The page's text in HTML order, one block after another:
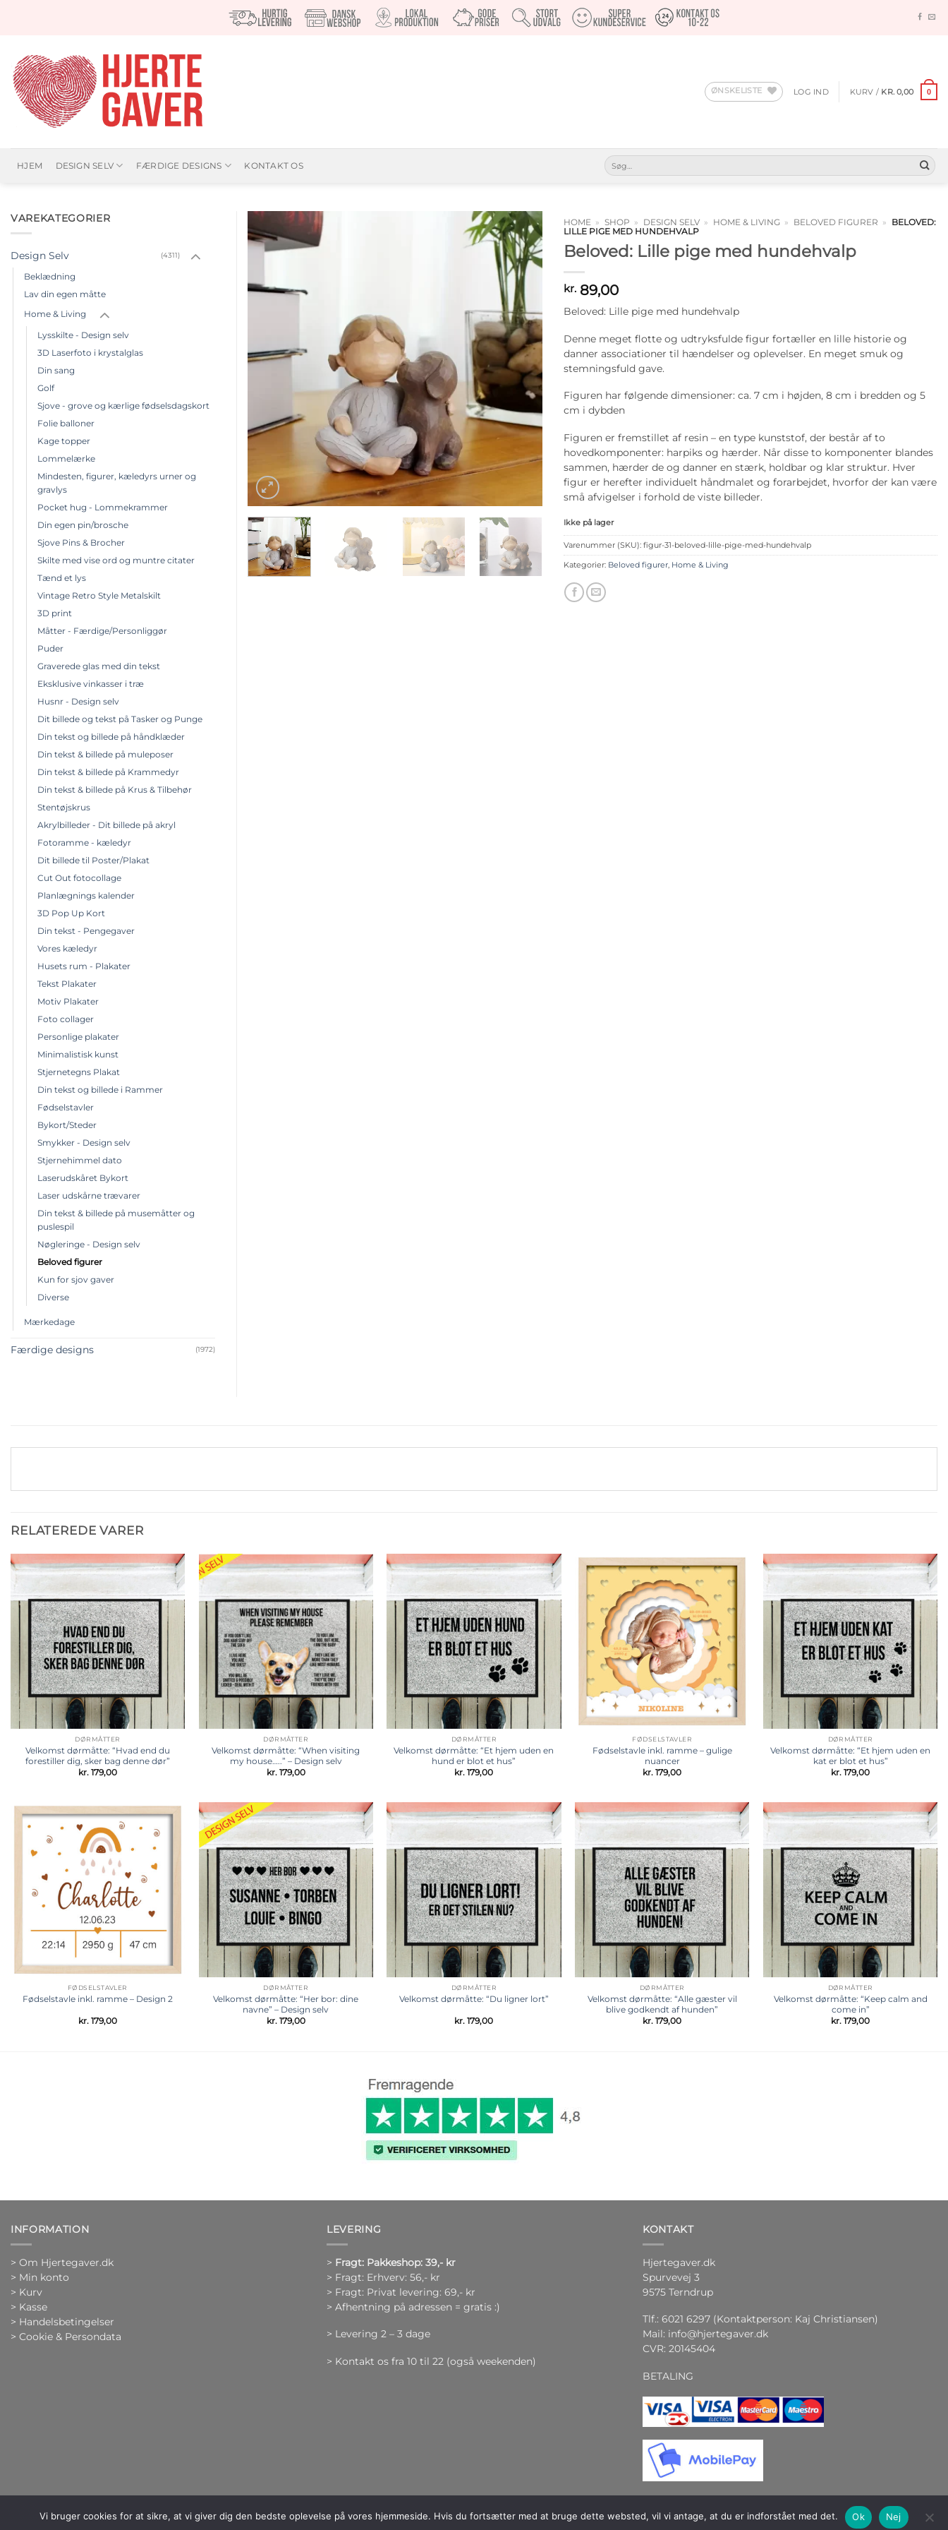
ØNSKELISTE LOG IND KURV / KR.0,00 0
HJEM DESIGN SELV FÆRDIGE DESIGNS KONTAKT OS
Søg
efter:
Tilføj til
ønskeliste
HOME » SHOP » DESIGN SELV » HOME & LIVING » BELOVED FIGURER »
BELOVED:
LILLE PIGE MED HUNDEHVALP
Beloved: Lille pige med hundehvalp
kr. 89,00
Beloved: Lille pige med hundehvalp
Denne meget flotte og udtryksfulde figur fortæller en lille historie og
danner associationer til hændelser og oplevelser. En meget smuk og
stemningsfuld gave.
Figuren har følgende dimensioner: ca. 7 cm i højden, 8 cm i bredden og 5
cm i dybden
Figuren er fremstillet af resin – en type kunststof, der består af to
hovedkomponenter: harpiks og hærder. Når disse to komponenter blandes
sammen, hærder de og danner en stærk, holdbar og klar struktur. Hver
figur er herefter individuelt håndmalet og forarbejdet, hvorfor der kan være
små afvigelser i forhold de viste billeder.
Ikke på lager
Varenummer (SKU): figur-31-beloved-lille-pige-med-hundehvalp
Kategorier: Beloved figurer Home & Living
VAREKATEGORIER
Design Selv (4311)
Beklædning
Lav din egen måtte
Home & Living
Lysskilte - Design selv
3D Laserfoto i krystalglas
Din sang
Golf
Sjove - grove og kærlige fødselsdagskort
Folie balloner
Kage topper
Lommelærke
Mindesten, figurer, kæledyrs urner og
gravlys
Pocket hug - Lommekrammer
Din egen pin/brosche
Sjove Pins & Brocher
Skilte med vise ord og muntre citater
Tænd et lys
Vintage Retro Style Metalskilt
3D print
Måtter - Færdige/Personliggør
Puder
Graverede glas med din tekst
Eksklusive vinkasser i træ
Husnr - Design selv
Dit billede og tekst på Tasker og Punge
Din tekst og billede på håndklæder
Din tekst & billede på muleposer
Din tekst & billede på Krammedyr
Din tekst & billede på Krus & Tilbehør
Stentøjskrus
Akrylbilleder - Dit billede på akryl
Fotoramme - kæledyr
Dit billede til Poster/Plakat
Cut Out fotocollage
Planlægnings kalender
3D Pop Up Kort
Din tekst - Pengegaver
Vores kæledyr
Husets rum - Plakater
Tekst Plakater
Motiv Plakater
Foto collager
Personlige plakater
Minimalistisk kunst
Stjernetegns Plakat
Din tekst og billede i Rammer
Fødselstavler
Bykort/Steder
Smykker - Design selv
Stjernehimmel dato
Laserudskåret Bykort
Laser udskårne trævarer
Din tekst & billede på musemåtter og
puslespil
Nøgleringe - Design selv
Beloved figurer
Kun for sjov gaver
Diverse
Mærkedage
Færdige designs (1972)
RELATEREDE VARER
ønskeliste
DØRMÅTTER
Velkomst dørmåtte: “Hvad end du
forestiller dig, sker bag denne dør”
kr.179,00
ønskeliste
DØRMÅTTER
Velkomst dørmåtte: “When visiting
my house…..” – Design selv
kr.179,00
ønskeliste
DØRMÅTTER
Velkomst dørmåtte: “Et hjem uden en
hund er blot et hus”
kr. 179,00
Tilføj til
ønskeliste
FØDSELSTAVLER
Fødselstavle inkl. ramme – gulige
nuancer
kr. 179,00
ønskeliste
DØRMÅTTER
Velkomst dørmåtte: “Et hjem uden en
kat er blot et hus”
kr. 179,00
Tilføj til
ønskeliste
FØDSELSTAVLER
Fødselstavle inkl. ramme – Design 2
kr.179,00
ønskeliste
DØRMÅTTER
Velkomst dørmåtte: “Her bor: dine
navne” – Design selv
kr.179,00
ønskeliste
DØRMÅTTER
Velkomst dørmåtte: “Du ligner lort”
kr. 179,00
ønskeliste
DØRMÅTTER
Velkomst dørmåtte: “Alle gæster vil
blive godkendt af hunden”
kr. 179,00
ønskeliste
DØRMÅTTER
Velkomst dørmåtte: “Keep calm and
come in”
kr. 179,00
INFORMATION
> Om Hjertegaver.dk
> Min konto
> Kurv
> Kasse
> Handelsbetingelser
> Cookie & Persondata
LEVERING
> Fragt: Pakkeshop: 39,- kr
> Fragt: Erhverv: 56,- kr
> Fragt: Privat levering: 69,- kr
> Afhentning på adressen = gratis :)
> Levering 2 – 3 dage
> Kontakt os fra 10 til 22 (også weekenden)
KONTAKT
Hjertegaver.dk
Spurvevej 3
9575 Terndrup
Tlf.: 6021 6297 (Kontaktperson: Kaj Christiansen)
Mail: info@hjertegaver.dk
CVR: 20145404
BETALING
Copyright 2026 ©Hjertegaver.dk | Hjertegaver.dk er et selskab under firmaet Interact
Vi bruger cookies for at sikre, at vi giver dig den bedste oplevelse på vores hjemmeside. Hvis du fortsætter med at bruge dette websted, vil vi antage, at du er indforstået med det. Ok Nej